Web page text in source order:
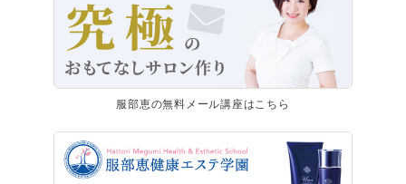
服部恵の無料メール講座はこちら